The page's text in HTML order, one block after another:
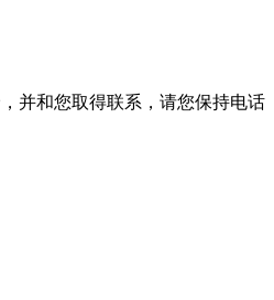
并和您取得联系，请您保持电话